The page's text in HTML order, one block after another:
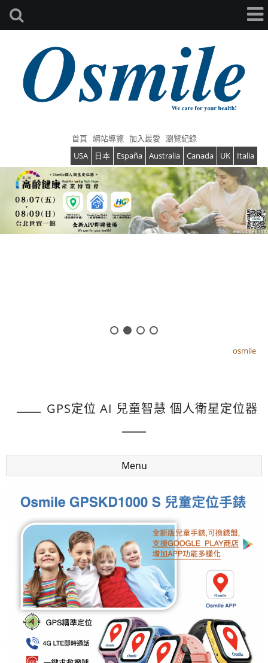
首頁 網站導覽 加入最愛
USA
日本 España Australia Canada UK Italia
瀏覽紀錄
osmile
GPS定位 AI 兒童智慧 個人衛星定位器
Menu